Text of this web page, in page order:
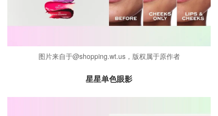
图片来自于@shopping.wt.us，版权属于原作者
星星单色眼影